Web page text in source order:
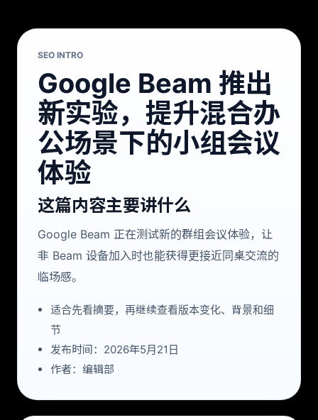
SEO INTRO
Google Beam 推出
新实验，提升混合办
公场景下的小组会议
体验
这篇内容主要讲什么
Google Beam 正在测试新的群组会议体验，让
非 Beam 设备加入时也能获得更接近同桌交流的
临场感。
适合先看摘要，再继续查看版本变化、背景和细
节
发布时间：2026年5月21日
作者：编辑部